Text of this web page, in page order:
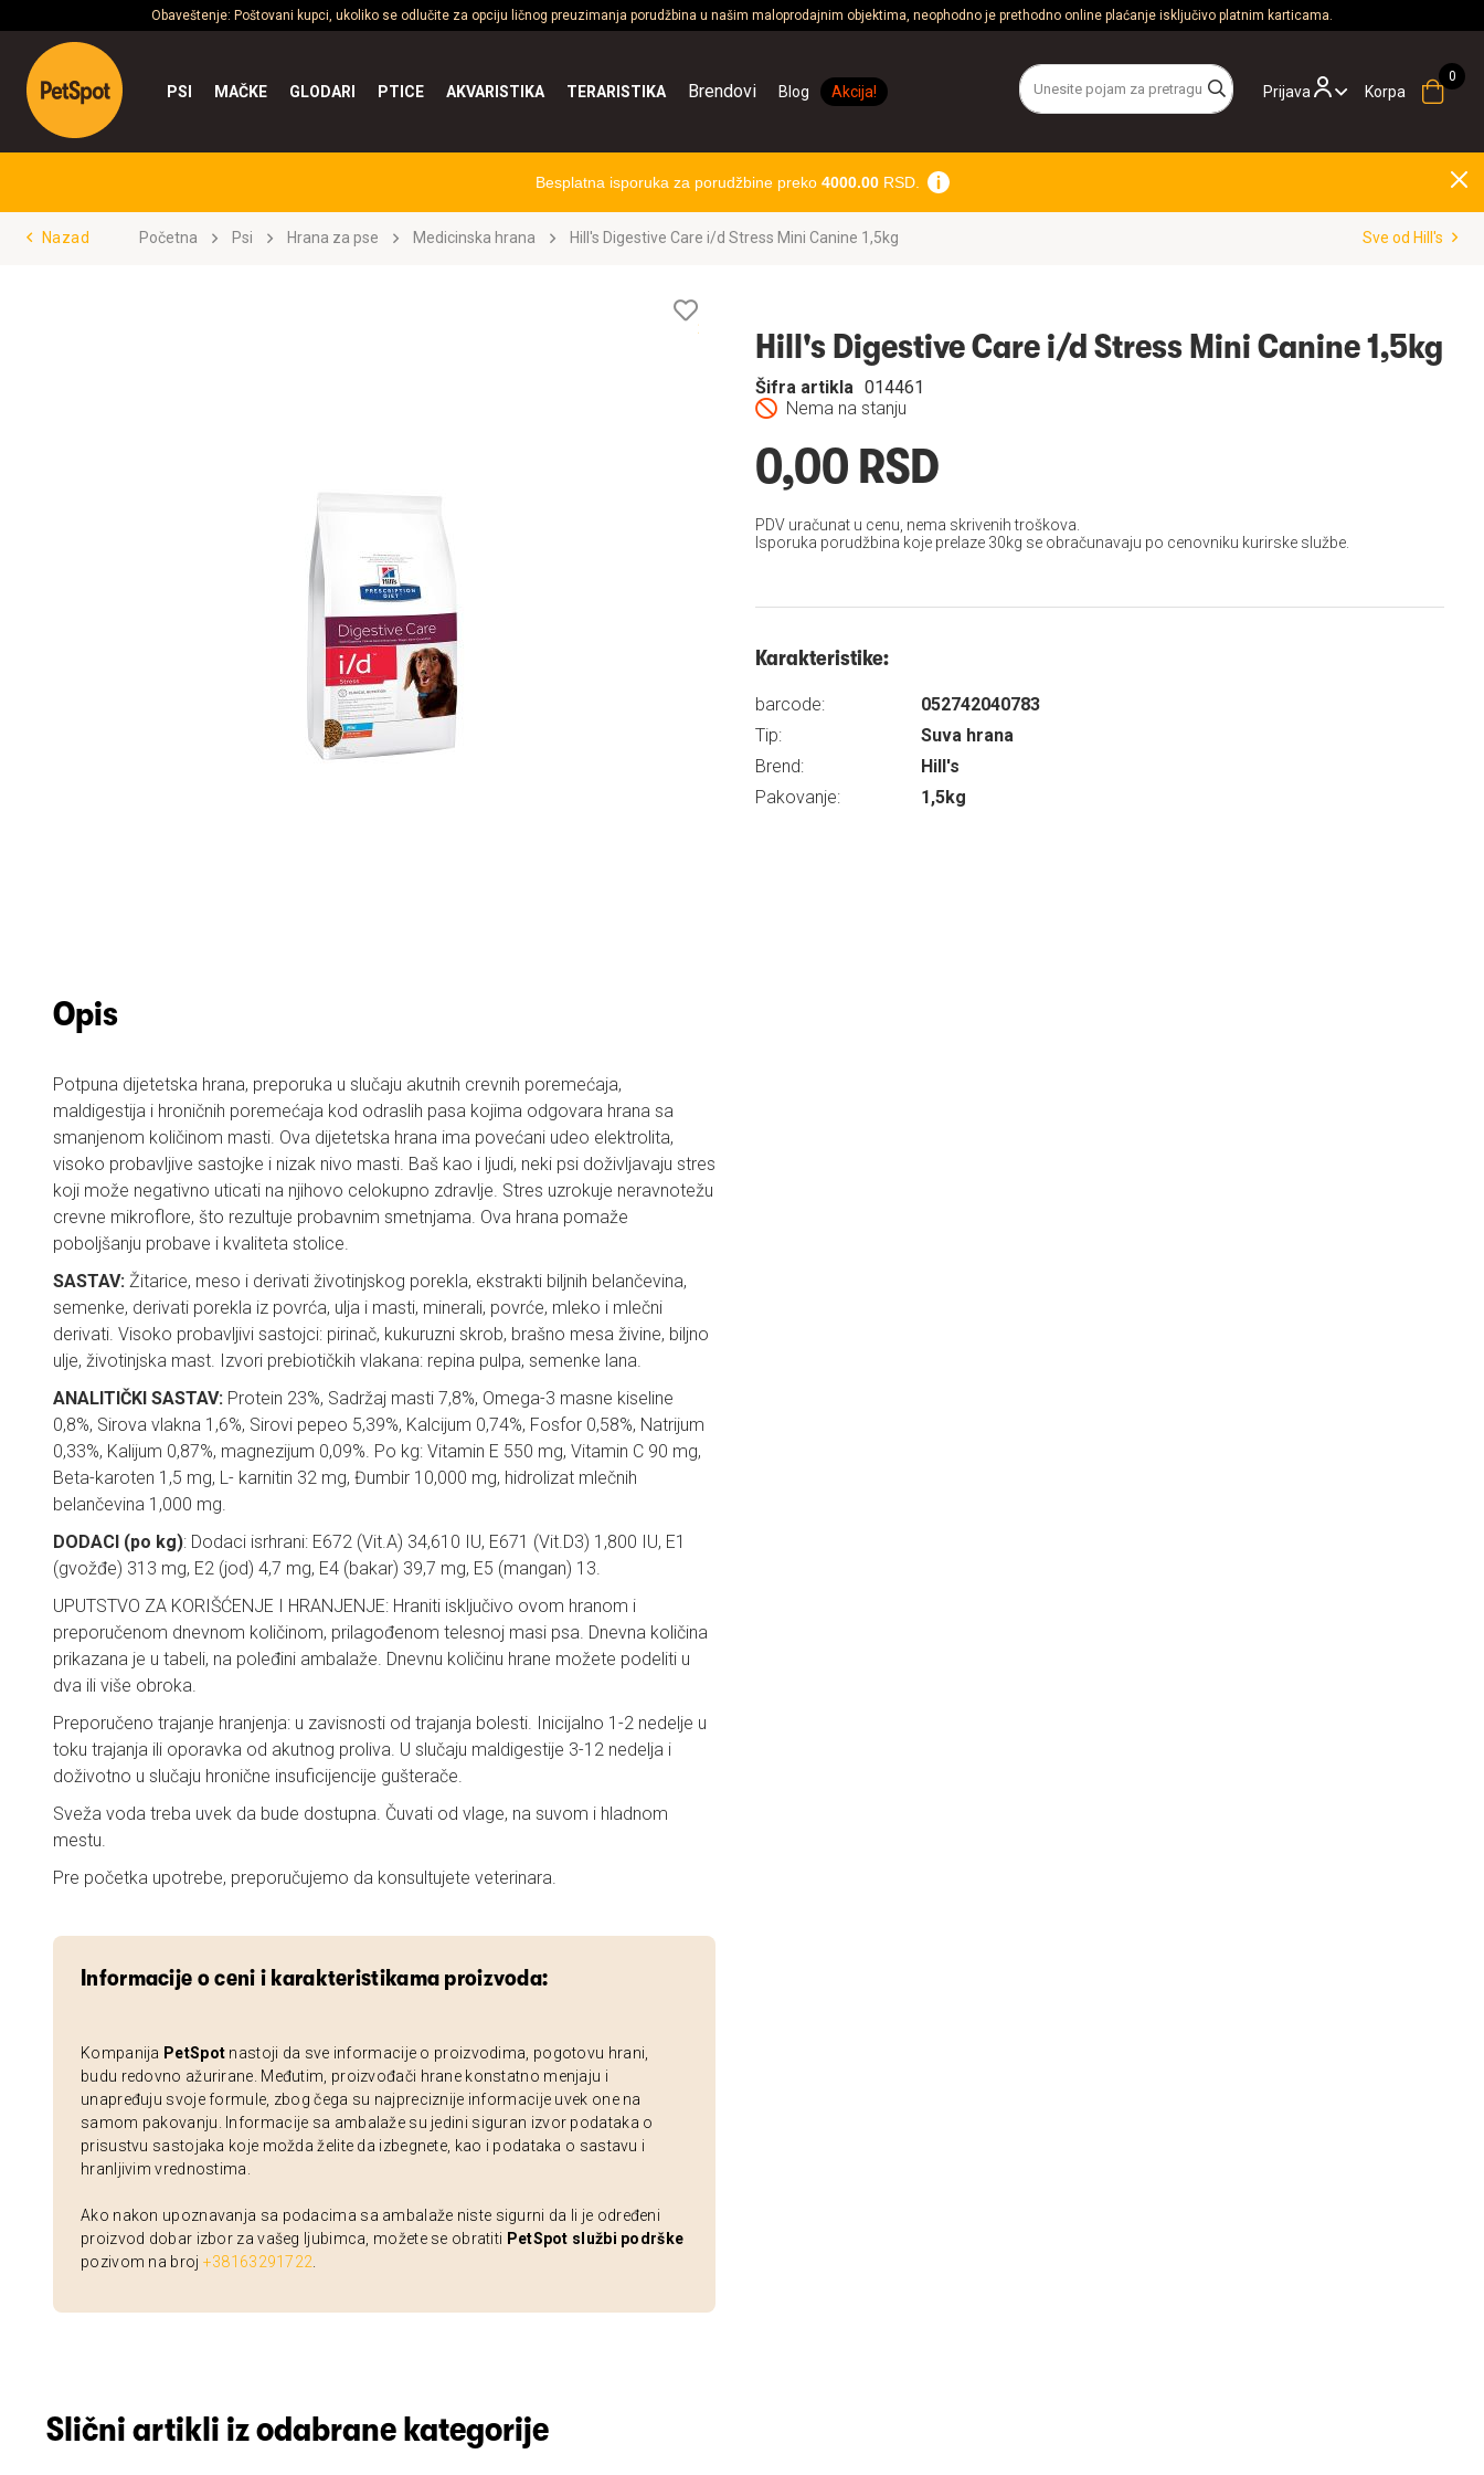
Obaveštenje: Poštovani kupci, ukoliko se odlučite za opciju ličnog preuzimanja porudžbina u našim maloprodajnim objektima, neophodno je prethodno online plaćanje isključivo platnim karticama.
Prijava
PSI MAČKE GLODARI PTICE AKVARISTIKA TERARISTIKA Brendovi Blog Akcija! Korpa
Besplatna isporuka za porudžbine preko 4000.00RSD.
Nazad Početna Psi Hrana za pse Medicinska hrana Hill's Digestive Care i/d Stress Mini Canine 1,5kg Sve od Hill's
Opis
Potpuna dijetetska hrana, preporuka u slučaju akutnih crevnih poremećaja,
maldigestija i hroničnih poremećaja kod odraslih pasa kojima odgovara hrana sa
smanjenom količinom masti. Ova dijetetska hrana ima povećani udeo elektrolita,
visoko probavljive sastojke i nizak nivo masti. Baš kao i ljudi, neki psi doživljavaju stres
koji može negativno uticati na njihovo celokupno zdravlje. Stres uzrokuje neravnotežu
crevne mikroflore, što rezultuje probavnim smetnjama. Ova hrana pomaže
poboljšanju probave i kvaliteta stolice.
SASTAV: Žitarice, meso i derivati životinjskog porekla, ekstrakti biljnih belančevina,
semenke, derivati porekla iz povrća, ulja i masti, minerali, povrće, mleko i mlečni
derivati. Visoko probavljivi sastojci: pirinač, kukuruzni skrob, brašno mesa živine, biljno
ulje, životinjska mast. Izvori prebiotičkih vlakana: repina pulpa, semenke lana.
ANALITIČKI SASTAV: Protein 23%, Sadržaj masti 7,8%, Omega-3 masne kiseline
0,8%, Sirova vlakna 1,6%, Sirovi pepeo 5,39%, Kalcijum 0,74%, Fosfor 0,58%, Natrijum
0,33%, Kalijum 0,87%, magnezijum 0,09%. Po kg: Vitamin E 550 mg, Vitamin C 90 mg,
Beta-karoten 1,5 mg, L- karnitin 32 mg, Đumbir 10,000 mg, hidrolizat mlečnih
belančevina 1,000 mg.
DODACI (po kg): Dodaci isrhrani: E672 (Vit.A) 34,610 IU, E671 (Vit.D3) 1,800 IU, E1
(gvožđe) 313 mg, E2 (jod) 4,7 mg, E4 (bakar) 39,7 mg, E5 (mangan) 13.
UPUTSTVO ZA KORIŠĆENJE I HRANJENJE: Hraniti isključivo ovom hranom i
preporučenom dnevnom količinom, prilagođenom telesnoj masi psa. Dnevna količina
prikazana je u tabeli, na poleđini ambalaže. Dnevnu količinu hrane možete podeliti u
dva ili više obroka.
Preporučeno trajanje hranjenja: u zavisnosti od trajanja bolesti. Inicijalno 1-2 nedelje u
toku trajanja ili oporavka od akutnog proliva. U slučaju maldigestije 3-12 nedelja i
doživotno u slučaju hronične insuficijencije gušterače.
Sveža voda treba uvek da bude dostupna. Čuvati od vlage, na suvom i hladnom
mestu.
Pre početka upotrebe, preporučujemo da konsultujete veterinara.
Informacije o ceni i karakteristikama proizvoda:
Kompanija PetSpot nastoji da sve informacije o proizvodima, pogotovu hrani,
budu redovno ažurirane. Međutim, proizvođači hrane konstatno menjaju i
unapređuju svoje formule, zbog čega su najpreciznije informacije uvek one na
samom pakovanju. Informacije sa ambalaže su jedini siguran izvor podataka o
prisustvu sastojaka koje možda želite da izbegnete, kao i podataka o sastavu i
hranljivim vrednostima.
Ako nakon upoznavanja sa podacima sa ambalaže niste sigurni da li je određeni
proizvod dobar izbor za vašeg ljubimca, možete se obratiti PetSpot službi podrške
pozivom na broj +38163291722
želja
Hill's Digestive Care i/d Stress Mini Canine 1,5kg
Nema na stanju
Šifra artikla 014461
0,00 RSD
PDV uračunat u cenu, nema skrivenih troškova.
Isporuka porudžbina koje prelaze 30kg se obračunavaju po cenovniku kurirske službe.
Karakteristike:
barcode:
052742040783
Tip:
Suva hrana
Brend:
Hill's
Pakovanje:
1,5kg
Slični artikli iz odabrane kategorije